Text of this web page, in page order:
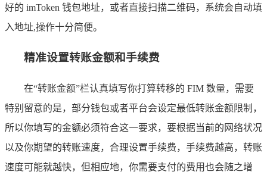
好的 imToken 钱包地址，或者直接扫描二维码，系统会自动填
入地址,操作十分简便。
精准设置转账金额和手续费
在“转账金额”栏认真填写你打算转移的 FIM 数量，需要
特别留意的是，部分钱包或者平台会设定最低转账金额限制，
所以你填写的金额必须符合这一要求，要根据当前的网络状况
以及你期望的转账速度，合理设置手续费，手续费越高，转账
速度可能就越快，但相应地，你需要支付的费用也会随之增